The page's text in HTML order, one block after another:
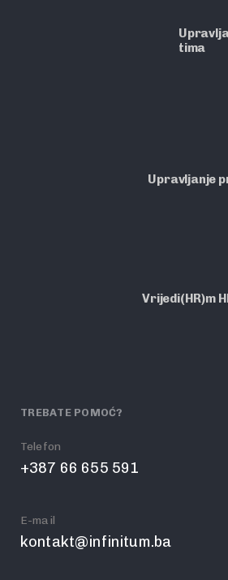
tima
Upravljanje
Vrijedi(HR)m
TREBATE POMOĆ?
Telefon
+387 66 655 591
E-mail
kontakt@infinitum.ba